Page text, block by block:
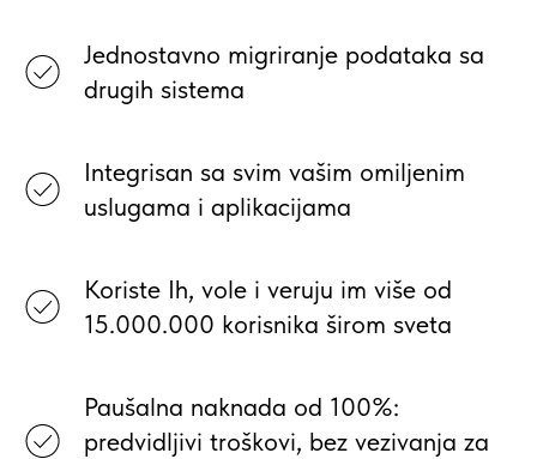
Jednostavno migriranje podataka sa
drugih sistema
Integrisan sa svim vašim omiljenim
uslugama i aplikacijama
Koriste Ih, vole i veruju im više od
15.000.000 korisnika širom sveta
Paušalna naknada od 100%:
predvidljivi troškovi, bez vezivanja za